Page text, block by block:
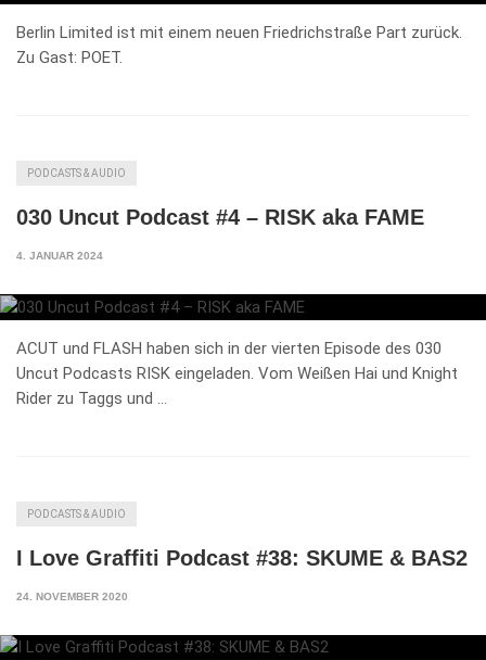
Berlin Limited ist mit einem neuen Friedrichstraße Part zurück.
Zu Gast: POET.
PODCASTS & AUDIO
030 Uncut Podcast #4 – RISK aka FAME
4. JANUAR 2024
ACUT und FLASH haben sich in der vierten Episode des 030
Uncut Podcasts RISK eingeladen. Vom Weißen Hai und Knight
Rider zu Taggs und …
PODCASTS & AUDIO
I Love Graffiti Podcast #38: SKUME & BAS2
24. NOVEMBER 2020